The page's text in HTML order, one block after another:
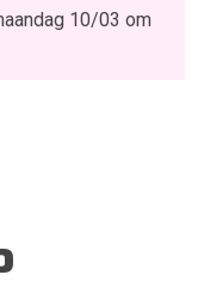
10/03 om